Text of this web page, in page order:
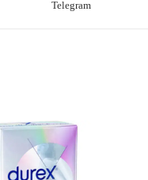
Telegram